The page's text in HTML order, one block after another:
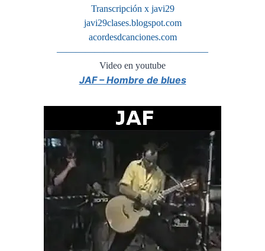
Transcripción x javi29
javi29clases.blogspot.com
acordesdcanciones.com
————————————————
Video en youtube
JAF – Hombre de blues